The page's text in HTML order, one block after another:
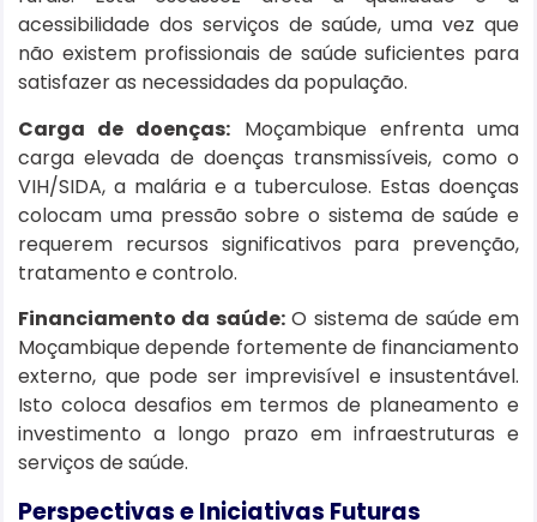
acessibilidade dos serviços de saúde, uma vez que
não existem profissionais de saúde suficientes para
satisfazer as necessidades da população.
Carga de doenças: Moçambique enfrenta uma
carga elevada de doenças transmissíveis, como o
VIH/SIDA, a malária e a tuberculose. Estas doenças
colocam uma pressão sobre o sistema de saúde e
requerem recursos significativos para prevenção,
tratamento e controlo.
Financiamento da saúde:O sistema de saúde em
Moçambique depende fortemente de financiamento
externo, que pode ser imprevisível e insustentável.
Isto coloca desafios em termos de planeamento e
investimento a longo prazo em infraestruturas e
serviços de saúde.
Perspectivas e Iniciativas Futuras